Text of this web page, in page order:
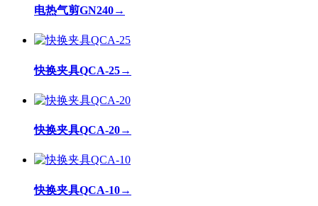
电热气剪GN240→
快换夹具QCA-25→
快换夹具QCA-20→
快换夹具QCA-10→